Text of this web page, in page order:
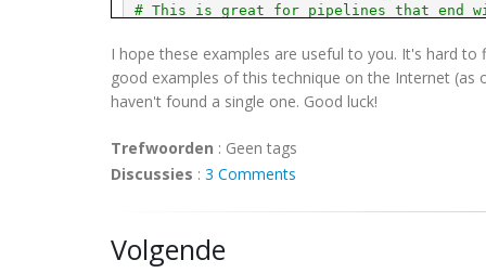
# This is great for pipelines that end
"filesrc
# Get a reference to the pipeline's bus
bus = pipe .get_bus( )
pipe.set_state( gst.
# Listen to the pipeline's bus
# this line of code.  It just exports a
bus.poll( gst
I hope these examples are useful to you. It's hard
good examples of this technique on the Internet
haven't found a single one. Good luck!
Trefwoorden : Geen tags
Discussies : 3 Comments
Volgende